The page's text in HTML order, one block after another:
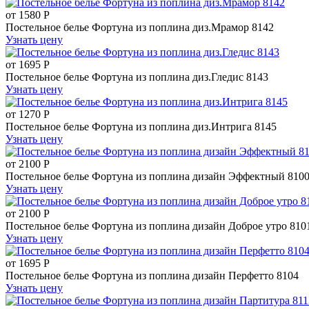
от 1580 Р
Постельное белье Фортуна из поплина диз.Мрамор 8142
Узнать цену
от 1695 Р
Постельное белье Фортуна из поплина диз.Гледис 8143
Узнать цену
от 1270 Р
Постельное белье Фортуна из поплина диз.Интрига 8145
Узнать цену
от 2100 Р
Постельное белье Фортуна из поплина дизайн Эффектный 8100
Узнать цену
от 2100 Р
Постельное белье Фортуна из поплина дизайн Доброе утро
Узнать цену
от 1695 Р
Постельное белье Фортуна из поплина дизайн Перфетто 8104
Узнать цену